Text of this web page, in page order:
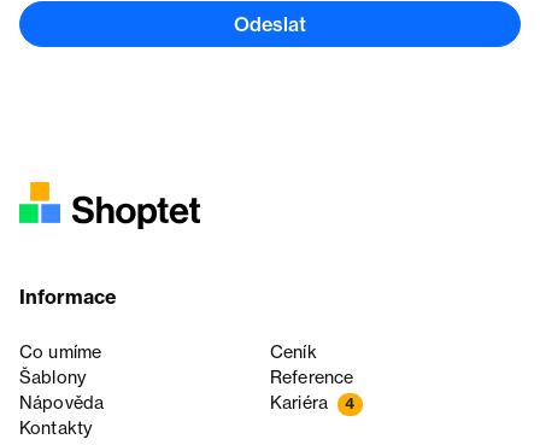
Odeslat
Informace
Co umíme
Ceník
Šablony
Reference
Nápověda
Kariéra 4
Kontakty